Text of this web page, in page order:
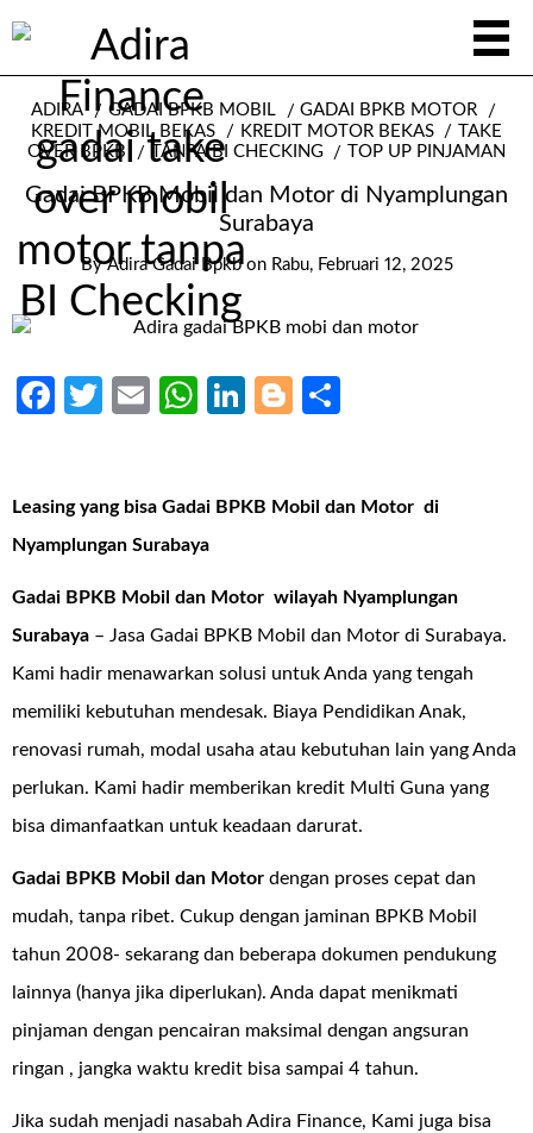
ADIRA GADAI BPKB MOBIL
GADAI BPKB MOTOR
KREDIT MOBIL BEKAS
KREDIT MOTOR BEKAS
TAKE
OVER BPKB
TANPA BI CHECKING TOP UP PINJAMAN
Gadai BPKB Mobil dan Motor di Nyamplungan
Surabaya
ByAdira Gadai Bpkb on Rabu, Februari 12, 2025
Facebook
Twitter
EmailWhatsApp
LinkedIn
Blogger
Leasing yang bisa Gadai BPKB Mobil dan Motor di
Nyamplungan Surabaya
Gadai BPKB Mobil dan Motor wilayah Nyamplungan
Surabaya – Jasa Gadai BPKB Mobil dan Motor di Surabaya.
Kami hadir menawarkan solusi untuk Anda yang tengah
memiliki kebutuhan mendesak. Biaya Pendidikan Anak,
renovasi rumah, modal usaha atau kebutuhan lain yang Anda
perlukan. Kami hadir memberikan kredit Multi Guna yang
bisa dimanfaatkan untuk keadaan darurat.
Gadai BPKB Mobil dan Motor dengan proses cepat dan
mudah, tanpa ribet. Cukup dengan jaminan BPKB Mobil
tahun 2008- sekarang dan beberapa dokumen pendukung
lainnya (hanya jika diperlukan). Anda dapat menikmati
pinjaman dengan pencairan maksimal dengan angsuran
ringan , jangka waktu kredit bisa sampai 4 tahun.
Jika sudah menjadi nasabah Adira Finance, Kami juga bisa